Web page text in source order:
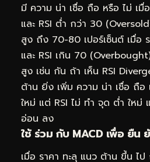
มี ความ น่า เชื่อ ถือ หรือ ไม่ เมื่
และ RSI ต่ำ กว่า 30
สูง ถึง 70-80 เปอร์เซ็นต์ เมื่อ
และ RSI เกิน 70
สูง เช่น กัน ถ้า เห็น RSI
ต้าน ยิ่ง เพิ่ม ความ น่า เชื่อ ถือ
ใหม่ แต่ RSI ไม่ ทำ จุด ต่ำ ใหม่
อ่อน ลง
ใช้ ร่วม กับ MACD เพื่อ ยืน
เมื่อ ราคา ทะลุ แนว ต้าน ขึ้น ไป